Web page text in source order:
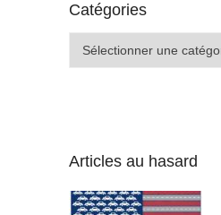
Catégories
Articles au hasard